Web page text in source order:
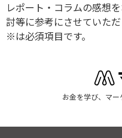
レポート・コラムの感想
討等に参考にさせていただ
※は必須項目です。
お金を学び、マ